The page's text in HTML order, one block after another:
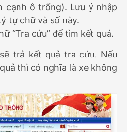
cạnh ô trống). Lưu ý nhập
tự chữ và số này.
“Tra cứu” để tìm kết quả.
trả kết quả tra cứu. Nếu
thì có nghĩa là xe không